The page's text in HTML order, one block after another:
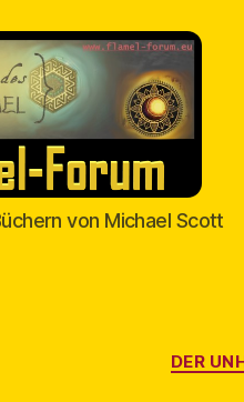
von Michael Scott
DER